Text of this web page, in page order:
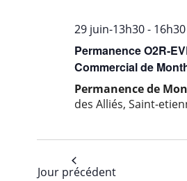
29 juin-13h30- 16h30
Permanence O2R-
Commercial de
Permanence de
des Alliés, Saint-
Jour précédent